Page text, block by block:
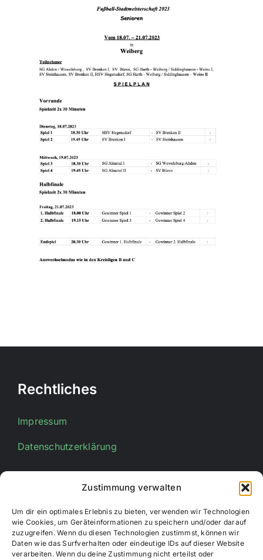
Zustimmung verwalten
Um dir ein optimales Erlebnis zu bieten, verwenden wir Technologien
wie Cookies, um Geräteinformationen zu speichern und/oder darauf
zuzugreifen. Wenn du diesen Technologien zustimmst, können wir
Daten wie das Surfverhalten oder eindeutige IDs auf dieser Website
verarbeiten. Wenn du deine Zustimmung nicht erteilst oder
Rechtliches
Impressum
Datenschutzerklärung
E-Mail:info@stadtsportverband-bueren.de